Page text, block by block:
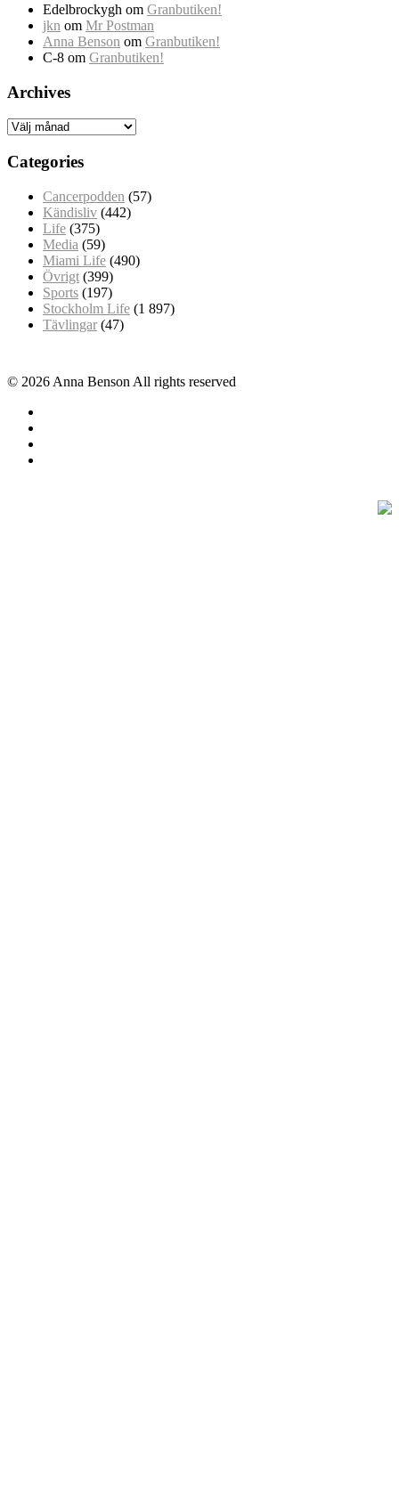
Edelbrockygh om Granbutiken!
jkn om Mr Postman
Anna Benson om Granbutiken!
C-8 om Granbutiken!
Archives
Archives
Categories
Cancerpodden (57)
Kändisliv (442)
Life (375)
Media (59)
Miami Life (490)
Övrigt (399)
Sports (197)
Stockholm Life (1 897)
Tävlingar (47)
© 2026 Anna Benson All rights reserved